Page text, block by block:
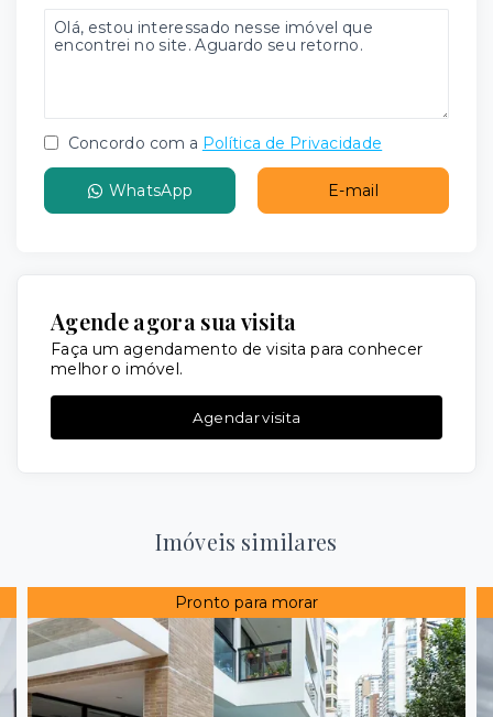
Concordo com a Política de Privacidade
WhatsApp E-mail
Agende agora sua visita
Faça um agendamento de visita para conhecer
melhor o imóvel.
Agendar visita
Imóveis similares
Pronto para morar